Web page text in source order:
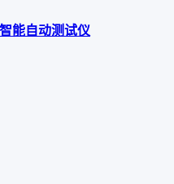
能自动测试仪